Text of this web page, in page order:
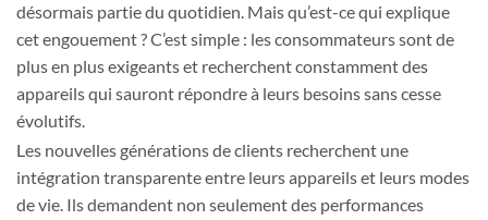
désormais partie du quotidien. Mais qu’est-ce qui explique
cet engouement ? C’est simple : les consommateurs sont de
plus en plus exigeants et recherchent constamment des
appareils qui sauront répondre à leurs besoins sans cesse
évolutifs.
Les nouvelles générations de clients recherchent une
intégration transparente entre leurs appareils et leurs modes
de vie. Ils demandent non seulement des performances